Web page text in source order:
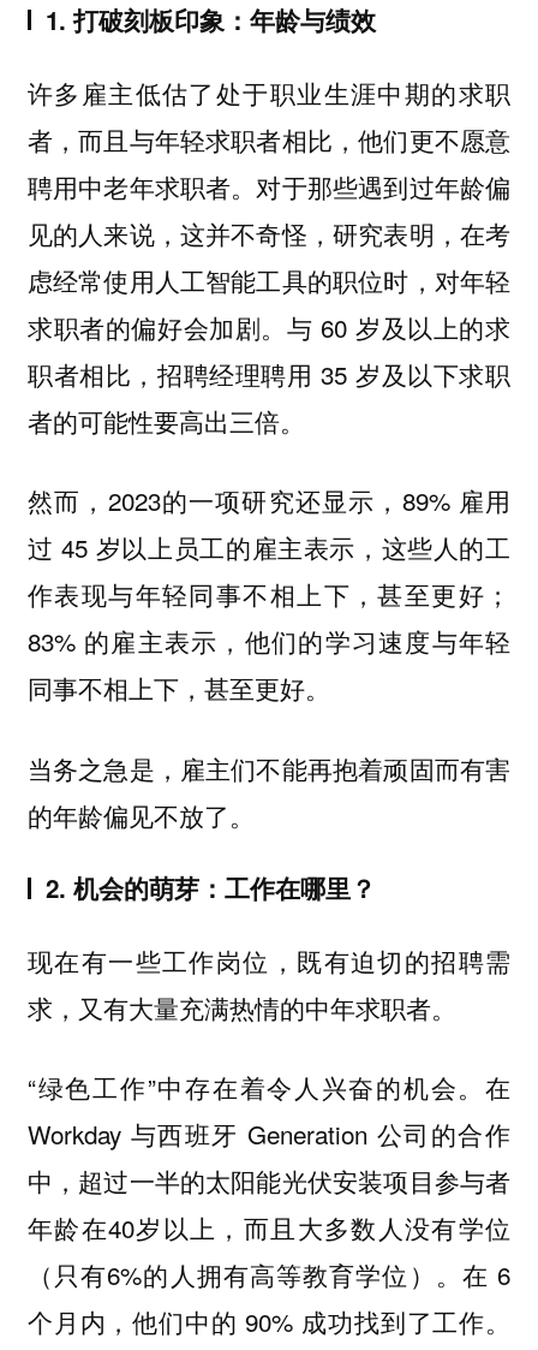
1. 打破刻板印象：年龄与绩效
许多雇主低估了处于职业生涯中期的求职
者，而且与年轻求职者相比，他们更不愿意
聘用中老年求职者。对于那些遇到过年龄偏
见的人来说，这并不奇怪，研究表明，在考
虑经常使用人工智能工具的职位时，对年轻
求职者的偏好会加剧。与 60 岁及以上的求
职者相比，招聘经理聘用 35 岁及以下求职
者的可能性要高出三倍。
然而，2023的一项研究还显示，89% 雇用
过 45 岁以上员工的雇主表示，这些人的工
作表现与年轻同事不相上下，甚至更好；
83% 的雇主表示，他们的学习速度与年轻
同事不相上下，甚至更好。
当务之急是，雇主们不能再抱着顽固而有害
的年龄偏见不放了。
2. 机会的萌芽：工作在哪里？
现在有一些工作岗位，既有迫切的招聘需
求，又有大量充满热情的中年求职者。
“绿色工作”中存在着令人兴奋的机会。在
Workday 与西班牙 Generation 公司的合作
中，超过一半的太阳能光伏安装项目参与者
年龄在40岁以上，而且大多数人没有学位
（只有6%的人拥有高等教育学位）。在 6
个月内，他们中的 90% 成功找到了工作。